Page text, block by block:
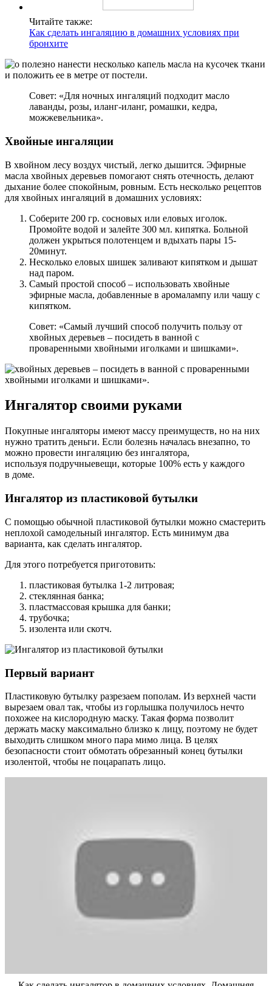
Читайте также:
Как сделать ингаляцию в домашних условиях при
бронхите
Совет: «Для ночных ингаляций подходит масло
лаванды, розы, иланг-иланг, ромашки, кедра,
можжевельника».
Хвойные ингаляции
В хвойном лесу воздух чистый, легко дышится. Эфирные
масла хвойных деревьев помогают снять отечность, делают
дыхание более спокойным, ровным. Есть несколько рецептов
для хвойных ингаляций в домашних условиях:
Соберите 200 гр. сосновых или еловых иголок.
Промойте водой и залейте 300 мл. кипятка. Больной
должен укрыться полотенцем и вдыхать пары 15-
20минут.
Несколько еловых шишек заливают кипятком и дышат
над паром.
Самый простой способ – использовать хвойные
эфирные масла, добавленные в аромалампу или чашу с
кипятком.
Совет: «Самый лучший способ получить пользу от
хвойных деревьев – посидеть в ванной с
проваренными хвойными иголками и шишками».
Ингалятор своими руками
Покупные ингаляторы имеют массу преимуществ, но на них
нужно тратить деньги. Если болезнь началась внезапно, то
можно провести ингаляцию без ингалятора,
используя подручныевещи, которые 100% есть у каждого
в доме.
Ингалятор из пластиковой бутылки
С помощью обычной пластиковой бутылки можно смастерить
неплохой самодельный ингалятор. Есть минимум два
варианта, как сделать ингалятор.
Для этого потребуется приготовить:
пластиковая бутылка 1-2 литровая;
стеклянная банка;
пластмассовая крышка для банки;
трубочка;
изолента или скотч.
Первый вариант
Пластиковую бутылку разрезаем пополам. Из верхней части
вырезаем овал так, чтобы из горлышка получилось нечто
похожее на кислородную маску. Такая форма позволит
держать маску максимально близко к лицу, поэтому не будет
выходить слишком много пара мимо лица. В целях
безопасности стоит обмотать обрезанный конец бутылки
изолентой, чтобы не поцарапать лицо.